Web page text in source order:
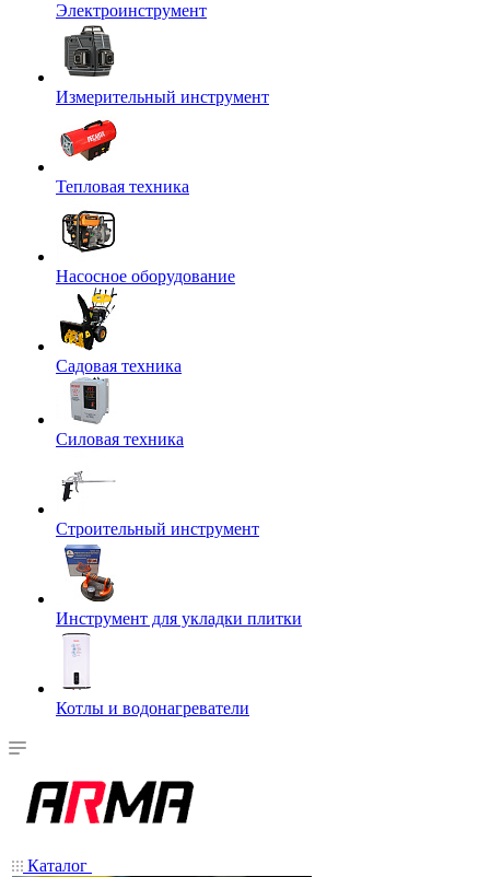
Электроинструмент
Измерительный инструмент
Тепловая техника
Насосное оборудование
Садовая техника
Силовая техника
Строительный инструмент
Инструмент для укладки плитки
Котлы и водонагреватели
Каталог